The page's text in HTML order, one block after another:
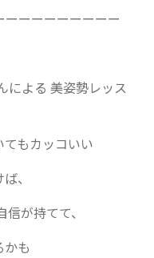
ーーーーーーーー
による 美姿勢レッス
もカッコいい
、
が持てて、
かも